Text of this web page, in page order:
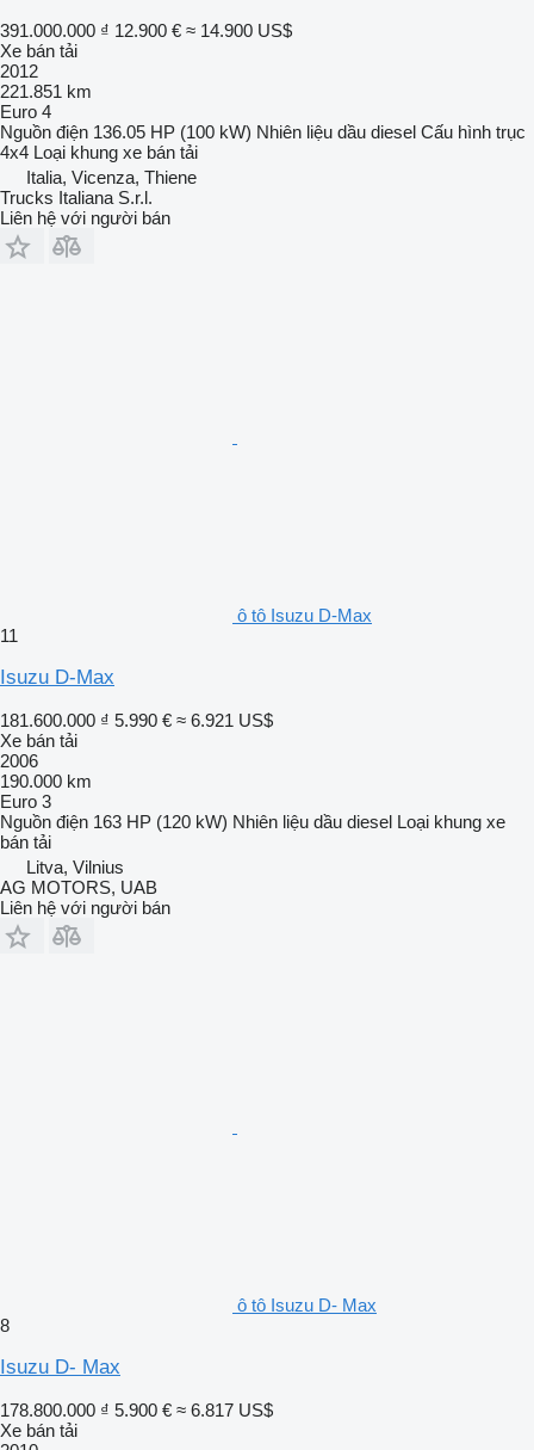
391.000.000 ₫ 12.900 € ≈ 14.900 US$
Xe bán tải
2012
221.851 km
Euro 4
Nguồn điện 136.05 HP (100 kW) Nhiên liệu dầu diesel Cấu hình trục
4x4 Loại khung xe bán tải
Italia, Vicenza, Thiene
Trucks Italiana S.r.l.
Liên hệ với người bán
ô tô Isuzu D-Max
11
Isuzu D-Max
181.600.000 ₫ 5.990 € ≈ 6.921 US$
Xe bán tải
2006
190.000 km
Euro 3
Nguồn điện 163 HP (120 kW) Nhiên liệu dầu diesel Loại khung xe
bán tải
Litva, Vilnius
AG MOTORS, UAB
Liên hệ với người bán
ô tô Isuzu D- Max
8
Isuzu D- Max
178.800.000 ₫ 5.900 € ≈ 6.817 US$
Xe bán tải